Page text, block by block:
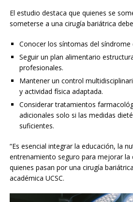
El estudio destaca que quienes se
someterse a una cirugía bariátrica
Conocer los síntomas del síndrome
Seguir un plan alimentario
profesionales.
Mantener un control
y actividad física adaptada.
Considerar tratamientos
adicionales solo si las medidas
suficientes.
“Es esencial integrar la educación, la
entrenamiento seguro para mejorar la
quienes pasan por una cirugía
académica UCSC.